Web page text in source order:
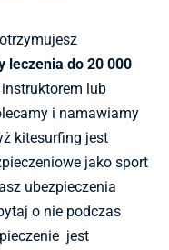
leczenia do 20 000
lub
i namawiamy
kitesurfing jest
jako sport
ubezpieczenia
o nie podczas
jest